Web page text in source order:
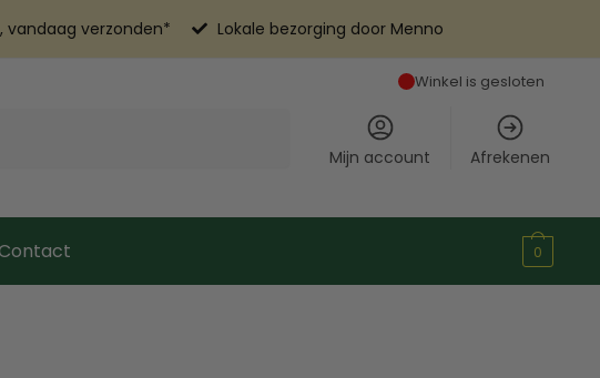
vandaag verzonden* Lokale bezorging door Menno
Winkel is gesloten
Mijn account Afrekenen
0